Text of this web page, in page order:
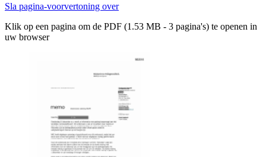
Sla pagina-voorvertoning over
Klik op een pagina om de PDF (1.53 MB - 3 pagina's) te openen in
uw browser